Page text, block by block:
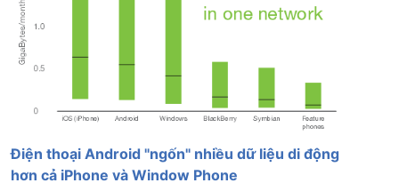
Điện thoại Android "ngốn" nhiều dữ liệu di động
hơn cả iPhone và Window Phone